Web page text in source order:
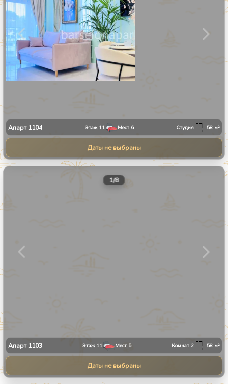
Апарт 1104 Этаж 11 Мест 6 Студия 58 м²
Даты не выбраны
1/8
Апарт 1103 Этаж 11 Мест 5 Комнат2 58 м²
Даты не выбраны